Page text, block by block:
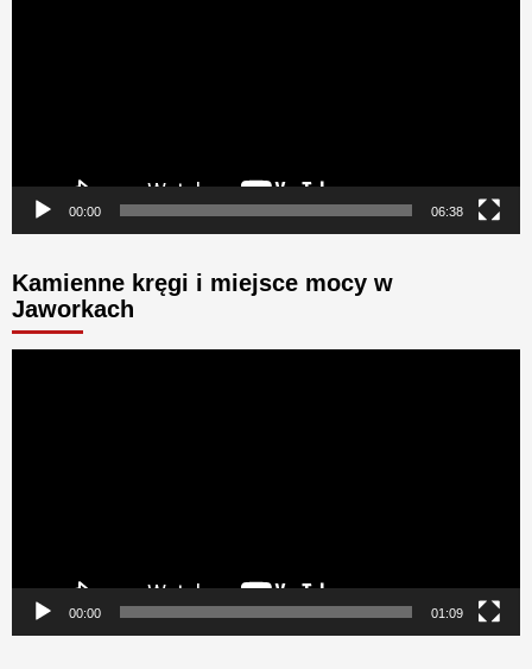
00:00 06:38
Kamienne kręgi i miejsce mocy w
Jaworkach
00:00 01:09